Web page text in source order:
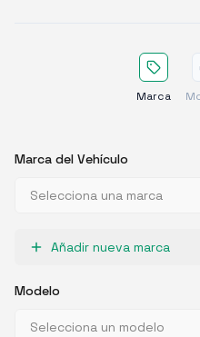
Marca
Marca del Vehículo
Selecciona una marca
Añadir nueva marca
Modelo
Selecciona un modelo